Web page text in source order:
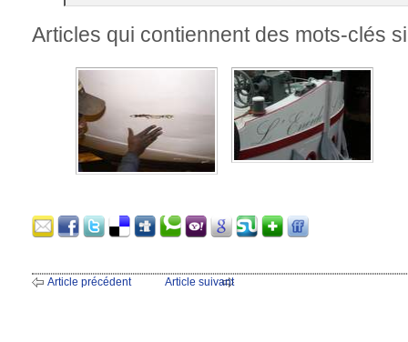
Articles qui contiennent des mots-clés
Article précédent Article suivant